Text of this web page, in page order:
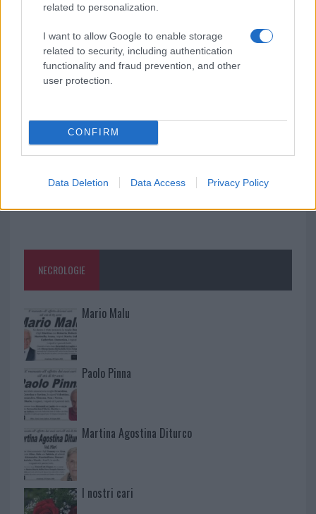
related to personalization.
I want to allow Google to enable storage
related to security, including authentication
functionality and fraud prevention, and other
user protection.
CONFIRM
Data Deletion Data Access Privacy Policy
Pausa caffè impeccabile: come scegliere la
soluzione ideale per la casa e l’ufficio
Monte Pino, la fine di un lungo dolore: storia e
NECROLOGIE
Mario Malu
Paolo Pinna
Martina Agostina Diturco
I nostri cari